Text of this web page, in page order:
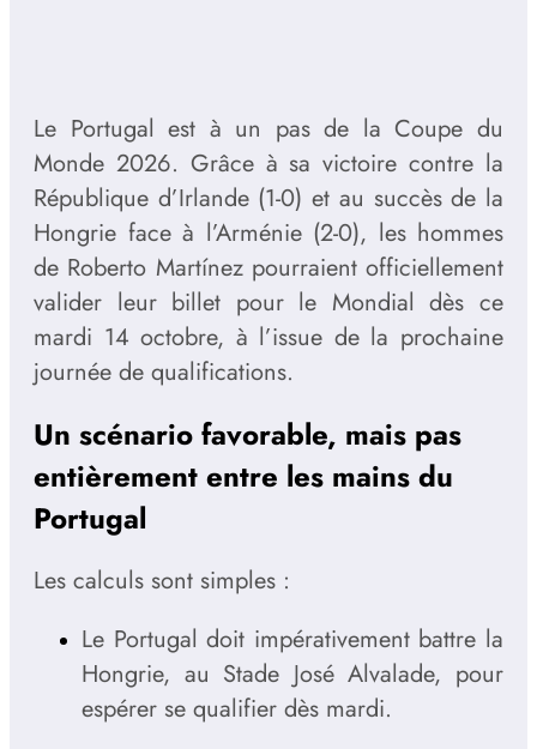
Le Portugal est à un pas de la Coupe du
Monde 2026. Grâce à sa victoire contre la
République d’Irlande (1-0) et au succès de la
Hongrie face à l’Arménie (2-0), les hommes
de Roberto Martínez pourraient officiellement
valider leur billet pour le Mondial dès ce
mardi 14 octobre, à l’issue de la prochaine
journée de qualifications.
Un scénario favorable, mais pas
entièrement entre les mains du
Portugal
Les calculs sont simples :
Le Portugal doit impérativement battre la
Hongrie, au Stade José Alvalade, pour
espérer se qualifier dès mardi.